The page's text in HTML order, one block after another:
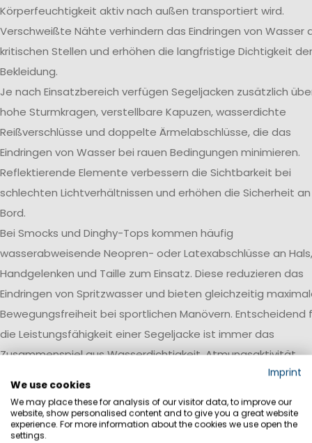
Körperfeuchtigkeit aktiv nach außen transportiert wird.
Verschweißte Nähte verhindern das Eindringen von Wasser
kritischen Stellen und erhöhen die langfristige Dichtigkeit der
Bekleidung.
Je nach Einsatzbereich verfügen Segeljacken zusätzlich
hohe Sturmkragen, verstellbare Kapuzen, wasserdichte
Reißverschlüsse und doppelte Ärmelabschlüsse, die das
Eindringen von Wasser bei rauen Bedingungen minimieren.
Reflektierende Elemente verbessern die Sichtbarkeit bei
schlechten Lichtverhältnissen und erhöhen die Sicherheit an
Bord.
Bei Smocks und Dinghy-Tops kommen häufig
wasserabweisende Neopren- oder Latexabschlüsse an Hals,
Handgelenken und Taille zum Einsatz. Diese reduzieren das
Eindringen von Spritzwasser und bieten gleichzeitig
Bewegungsfreiheit bei sportlichen Manövern. Entscheidend
die Leistungsfähigkeit einer Segeljacke ist immer das
Zusammenspiel aus Wasserdichtigkeit, Atmungsaktivität,
Robustheit und einer auf den jeweiligen Einsatzbereich
abgestimmten Ausstattung.
Wasserdichtigkeit
Imprint
We use cookies
We may place these for analysis of our visitor data, to improve our
website, show personalised content and to give you a great website
experience. For more information about the cookies we use open the
settings.